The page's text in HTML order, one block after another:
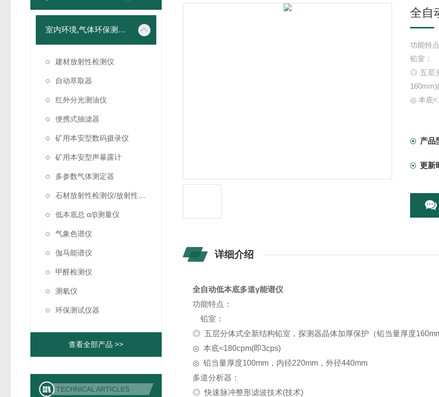
室内环境,气体环保测试仪器
建材放射性检测仪
自动萃取器
红外分光测油仪
便携式抽滤器
矿用本安型数码摄录仪
矿用本安型声暴露计
多参数气体测定器
石材放射性检测仪/放射性检测仪
低本底总 α/β测量仪
气象色谱仪
伽马能谱仪
甲醛检测仪
测氡仪
环保测试仪器
查看全部产品 >>
TECHNICAL ARTICLES
全自
功能特
铅室：
◎ 五层
◎ 本底
◎ 快速
◎ USB/
产品
更新
详细介绍
全自动低本底多道γ能谱仪
功能特点：
铅室：
◎ 五层分体式全新结构铅室，探测器晶体加厚保护（铅当量厚度
◎ 本底<180cpm(即3cps)
◎ 铅当量厚度100mm，内径220mm，外径440mm
多道分析器：
◎ 快速脉冲整形滤波技术(技术)